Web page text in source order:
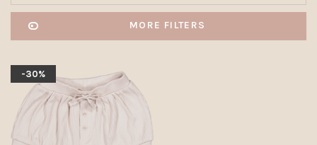
MORE FILTERS
-30%